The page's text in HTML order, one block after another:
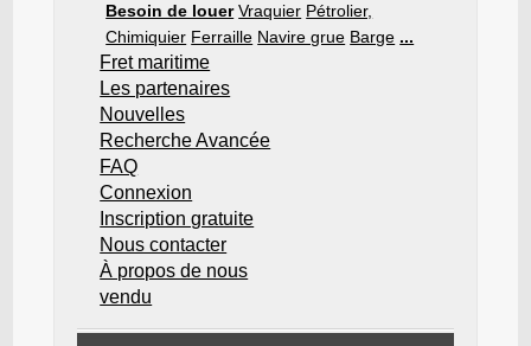
Besoin de louer Vraquier Pétrolier,
Chimiquier Ferraille Navire grue Barge ...
Fret maritime
Les partenaires
Nouvelles
Recherche Avancée
FAQ
Connexion
Inscription gratuite
Nous contacter
À propos de nous
vendu